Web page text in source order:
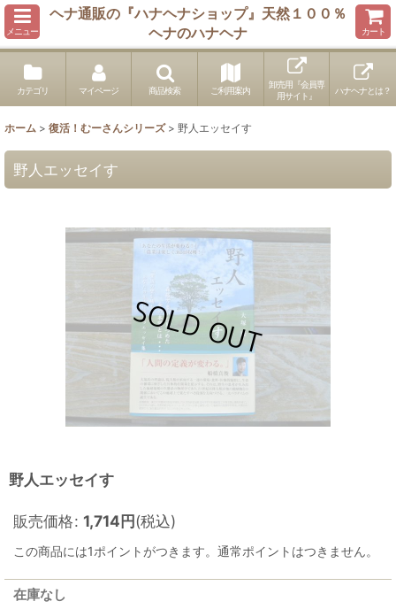
メニュー
ヘナ通販の『ハナヘナショップ』天然１００％
ヘナのハナヘナ
カート
カテゴリ マイページ 商品検索 ご利用案内
卸売用『会員専
用サイト』
ハナヘナとは？
ホーム > 復活！むーさんシリーズ > 野人エッセイす
野人エッセイす
野人エッセイす
販売価格: 1,714円(税込)
この商品には1ポイントがつきます。通常ポイントはつきません。
在庫なし